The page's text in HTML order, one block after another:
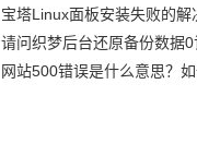
宝塔Linux面板安装失败的解
请问织梦后台还原备份数据
网站500错误是什么意思？